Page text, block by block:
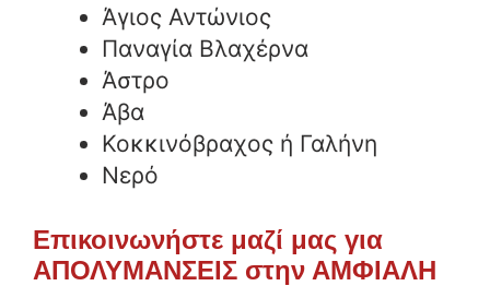
Άγιος Αντώνιος
Παναγία Βλαχέρνα
Άστρο
Άβα
Κοκκινόβραχος ή Γαλήνη
Νερό
Επικοινωνήστε μαζί μας για
ΑΠΟΛΥΜΑΝΣΕΙΣ στην ΑΜΦΙΑΛΗ